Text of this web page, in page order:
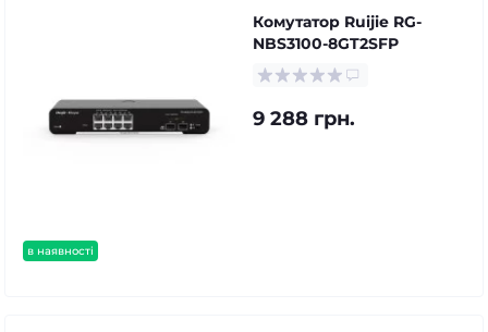
в наявності
Комутатор Ruijie RG-
NBS3100-8GT2SFP
9 288 грн.